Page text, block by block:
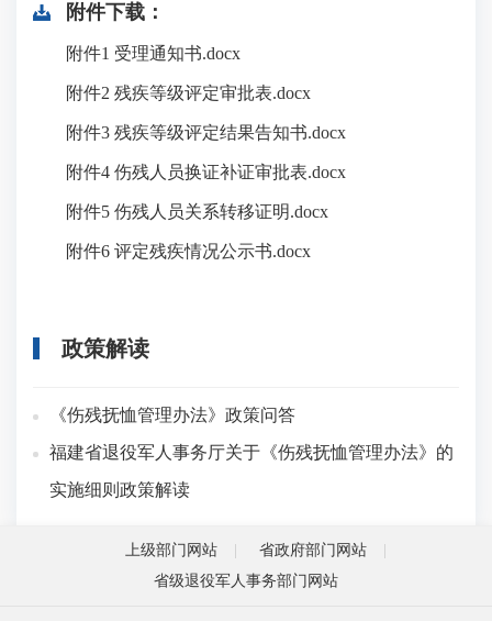
附件下载：
附件1 受理通知书.docx
附件2 残疾等级评定审批表.docx
附件3 残疾等级评定结果告知书.docx
附件4 伤残人员换证补证审批表.docx
附件5 伤残人员关系转移证明.docx
附件6 评定残疾情况公示书.docx
政策解读
《伤残抚恤管理办法》政策问答
福建省退役军人事务厅关于《伤残抚恤管理办法》的
实施细则政策解读
上级部门网站
省政府部门网站
省级退役军人事务部门网站